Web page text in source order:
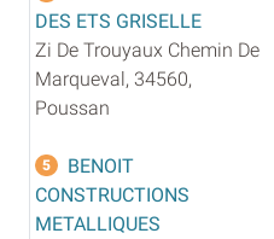
DES ETS GRISELLE
Zi De Trouyaux Chemin De
Marqueval, 34560,
Poussan
5
BENOIT
CONSTRUCTIONS
METALLIQUES